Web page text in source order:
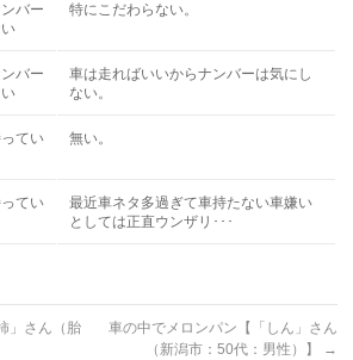
バー
特にこだわらない。
バー
車は走ればいいからナンバーは気にし
ない。
てい
無い。
てい
最近車ネタ多過ぎて車持たない車嫌い
としては正直ウンザリ･･･
」さん（胎
車の中でメロンパン【「しん」さん
（新潟市：50代：男性）】
→